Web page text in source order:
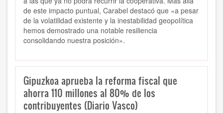
de este impacto puntual, Carabel destacó que «a pesar
de la volatilidad existente y la inestabilidad geopolítica
hemos demostrado una notable resiliencia
consolidando nuestra posición».
Gipuzkoa aprueba la reforma fiscal que
ahorra 110 millones al 80% de los
contribuyentes (Diario Vasco)